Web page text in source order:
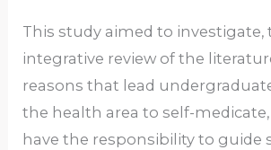
This study aimed to
integrative review of the
reasons that lead
the health area to self-
have the responsibility to guide